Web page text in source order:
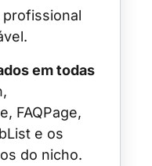
em todas
FAQPage,
e os
do nicho.